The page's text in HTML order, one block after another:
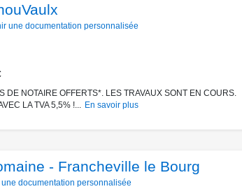
une documentation personnalisée
DE NOTAIRE OFFERTS*. LES TRAVAUX SONT EN COURS.
LA TVA 5,5% !...
En savoir plus
- Francheville le Bourg
documentation personnalisée